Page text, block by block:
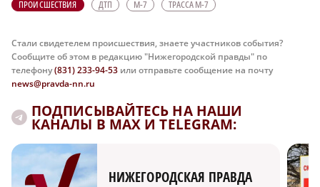
ПРОИСШЕСТВИЯ ДТП М-7 ТРАССА М-7
Стали свидетелем происшествия, знаете участников события?
Сообщите об этом в редакцию "Нижегородской правды" по
телефону(831) 233-94-53 или отправьте сообщение на почту
news@pravda-nn.ru
ПОДПИСЫВАЙТЕСЬ НА НАШИ
КАНАЛЫ В MAX И TELEGRAM:
НИЖЕГОРОДСКАЯ ПРАВДА